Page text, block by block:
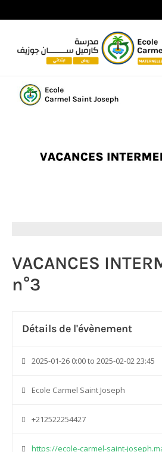
VACANCES
n°3
Détails de l'évènement
2025-01-26 0:00 to 2025-02-02 23:45
Ecole Carmel Saint Joseph
+212522254427
https://ecole-carmel-saint-